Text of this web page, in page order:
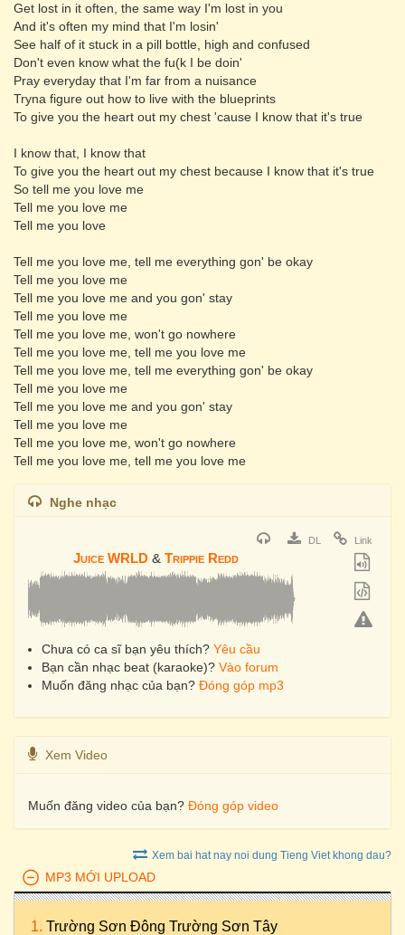
Get lost in it often, the same way I'm lost in you
And it's often my mind that I'm losin'
See half of it stuck in a pill bottle, high and confused
Don't even know what the fu(k I be doin'
Pray everyday that I'm far from a nuisance
Tryna figure out how to live with the blueprints
To give you the heart out my chest 'cause I know that it's true
I know that, I know that
To give you the heart out my chest because I know that it's true
So tell me you love me
Tell me you love me
Tell me you love
Tell me you love me, tell me everything gon' be okay
Tell me you love me
Tell me you love me and you gon' stay
Tell me you love me
Tell me you love me, won't go nowhere
Tell me you love me, tell me you love me
Tell me you love me, tell me everything gon' be okay
Tell me you love me
Tell me you love me and you gon' stay
Tell me you love me
Tell me you love me, won't go nowhere
Tell me you love me, tell me you love me
Nghe nhạc
DL Link
Juice WRLD & Trippie Redd
Chưa có ca sĩ bạn yêu thích? Yêu cầu
Bạn cần nhạc beat (karaoke)? Vào forum
Muốn đăng nhạc của bạn? Đóng góp mp3
Xem Video
Muốn đăng video của bạn? Đóng góp video
Xem bai hat nay noi dung Tieng Viet khong dau?
MP3 MỚI UPLOAD
Trường Sơn Đông Trường Sơn Tây